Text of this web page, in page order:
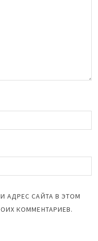
АДРЕС САЙТА В ЭТОМ
КОММЕНТАРИЕВ.